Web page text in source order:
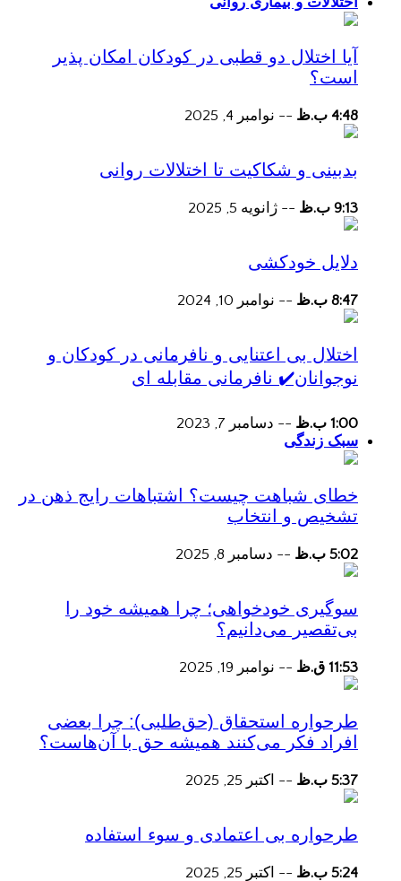
آیا اختلال دو قطبی در کودکان امکان پذیر
است؟
4:48 ب.ظ -- نوامبر 4, 2025
بدبینی و شکاکیت تا اختلالات روانی
9:13 ب.ظ -- ژانویه 5, 2025
دلایل خودکشی
8:47 ب.ظ -- نوامبر 10, 2024
اختلال بی اعتنایی و نافرمانی در کودکان و
نوجوانان✔️ نافرمانی مقابله ای
1:00 ب.ظ -- دسامبر 7, 2023
سبک زندگی
خطای شباهت چیست؟ اشتباهات رایج ذهن در
تشخیص و انتخاب
5:02 ب.ظ -- دسامبر 8, 2025
سوگیری خودخواهی؛ چرا همیشه خود را
بی‌تقصیر می‌دانیم؟
11:53 ق.ظ -- نوامبر 19, 2025
طرحواره استحقاق (حق‌طلبی): چرا بعضی
افراد فکر می‌کنند همیشه حق با آن‌هاست؟
5:37 ب.ظ -- اکتبر 25, 2025
طرحواره بی اعتمادی و سوء استفاده
5:24 ب.ظ -- اکتبر 25, 2025